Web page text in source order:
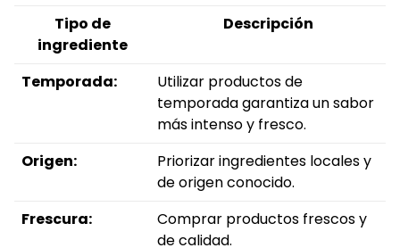
Tipo de
ingrediente
Descripción
Temporada:
Utilizar productos de
temporada garantiza un sabor
más intenso y fresco.
Origen:
Priorizar ingredientes locales y
de origen conocido.
Frescura:
Comprar productos frescos y
de calidad.